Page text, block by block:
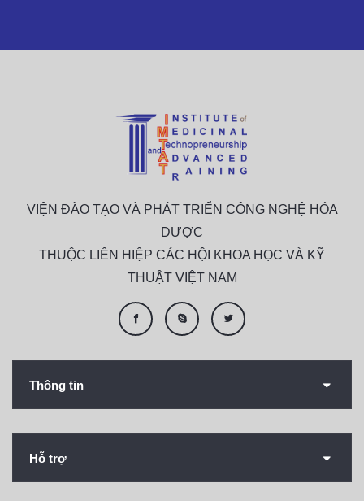
VIỆN ĐÀO TẠO VÀ PHÁT TRIỂN CÔNG NGHỆ HÓA
DƯỢC
THUỘC LIÊN HIỆP CÁC HỘI KHOA HỌC VÀ KỸ
THUẬT VIỆT NAM
Thông tin
Hỗ trợ